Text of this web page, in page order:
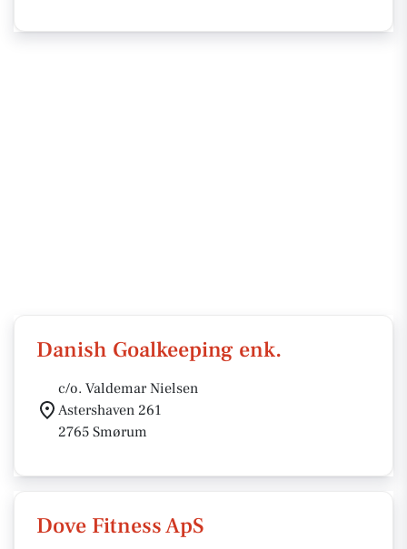
Danish Goalkeeping enk.
c/o. Valdemar Nielsen
Astershaven 261
2765 Smørum
Dove Fitness ApS